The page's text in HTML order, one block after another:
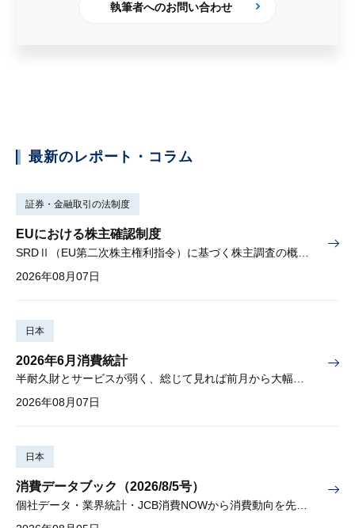
執筆者へのお問い合わせ
最新のレポート・コラム
証券・金融取引の法制度
EUにおける株主確認制度
2026年08月07日
日本
2026年6月消費統計
半耐久財とサービスが弱く、総じて見れば前月から大幅に減少
2026年08月07日
日本
消費データブック（2026/8/5号）